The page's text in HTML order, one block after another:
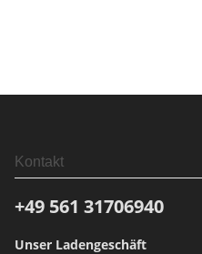
Kontakt
+49 561 31706940
Unser Ladengeschäft